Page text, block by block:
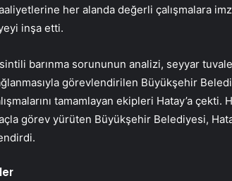
her alanda değerli çalışmalara
inşa etti.
barınma sorununun analizi, seyyar
görevlendirilen Büyükşehir
tamamlayan ekipleri Hatay’a
görev yürüten Büyükşehir Belediyesi,